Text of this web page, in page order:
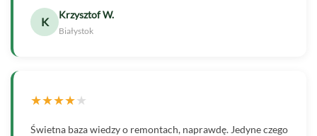
K
Krzysztof W.
Białystok
★★★★★
Świetna baza wiedzy o remontach, naprawdę. Jedyne czego